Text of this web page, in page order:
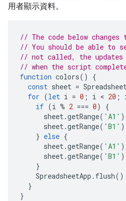
用者顯示資料。
// The code below
// You should be able to
// not called, the updates
// when the script
function colors()
{
const sheet =
for (let i = 0 ; i < 20 ;
if (i % 2 === 0)
{
sheet.getRange( 'A1'
sheet.getRange( 'B1'
} else {
sheet.getRange( 'A1'
sheet.getRange( 'B1'
}
SpreadsheetApp . flush
}
}